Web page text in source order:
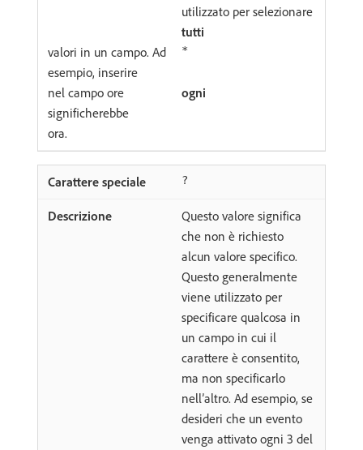
utilizzato per selezionare
tutti
valori in un campo. Ad
esempio, inserire
*
nel campo ore
significherebbe
ogni
ora.
?
Questo valore significa
che non è richiesto
alcun valore specifico.
Questo generalmente
viene utilizzato per
specificare qualcosa in
un campo in cui il
carattere è consentito,
ma non specificarlo
nell’altro. Ad esempio, se
desideri che un evento
venga attivato ogni 3 del